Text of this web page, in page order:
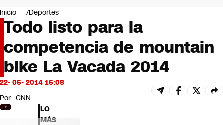
Negocios
Deportes
Programas completos
Cultura
Servicios
Bits
CNN tiempo
Futuro 360
Opinión
Inicio Deportes
Todo listo para la
competencia de mountain
bike La Vacada 2014
22- 05- 2014 15:08
Por CNN
LO
MÁS